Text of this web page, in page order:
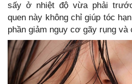
sấy ở nhiệt độ vừa phải
quen này không chỉ giúp tóc
phần giảm nguy cơ gãy rụng và